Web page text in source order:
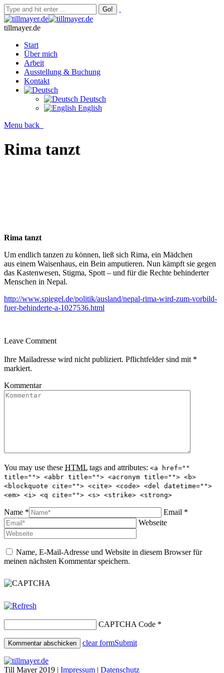
tillmayer.de
Start
Über mich
Arbeit
Ausstellung & Buchung
Kontakt
Deutsch
English
Menu back
Rima tanzt
Rima tanzt
Um endlich tanzen zu können, ließ sich Rima, ein Mädchen
aus einem Waisenhaus, ein Bein amputieren. Nun kämpft sie gegen
das Kastenwesen, Stigma, Spott – und für die Rechte behinderter
Menschen in Nepal.
http://www.spiegel.de/politik/ausland/nepal-rima-wird-zum-vorbild-
fuer-behinderte-a-1027536.html
Leave Comment
Ihre Mailadresse wird nicht publiziert. Pflichtfelder sind mit *
markiert.
Kommentar
You may use these HTML tags and attributes: <a href=""
title=""> <abbr title=""> <acronym title=""> <b>
<blockquote cite=""> <cite> <code> <del datetime="">
<em> <i> <q cite=""> <s> <strike> <strong>
Name *
Email *
Webseite
Name, E-Mail-Adresse und Website in diesem Browser für
meinen nächsten Kommentar speichern.
CAPTCHA Code *
clear formSubmit
Till Mayer 2019 | Impressum | Datenschutz